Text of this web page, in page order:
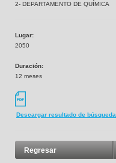
2- DEPARTAMENTO DE QUÍMICA
Lugar:
2050
Duración:
12 meses
Descargar resultado de búsqueda
Regresar